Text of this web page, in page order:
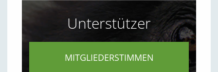
Unterstützer
MITGLIEDERSTIMMEN